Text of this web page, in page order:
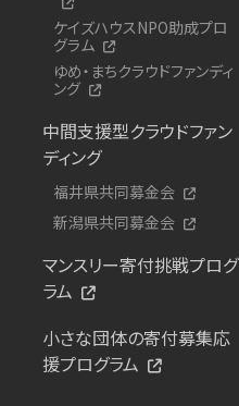
ケイズハウスNPO助成プロ
グラム
ゆめ・まちクラウドファンディ
ング
中間支援型クラウドファン
ディング
福井県共同募金会
新潟県共同募金会
マンスリー寄付挑戦プログ
ラム
小さな団体の寄付募集応
援プログラム